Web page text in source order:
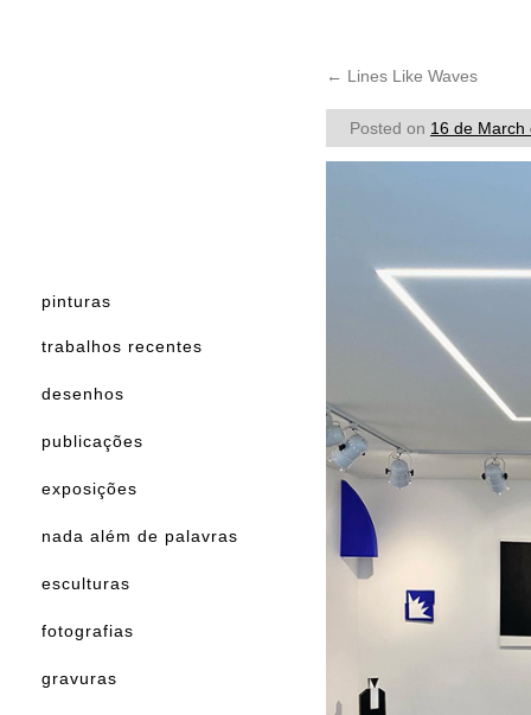
← Lines Like Waves
Posted on 16 de March
pinturas
trabalhos recentes
desenhos
publicações
exposições
nada além de palavras
esculturas
fotografias
gravuras